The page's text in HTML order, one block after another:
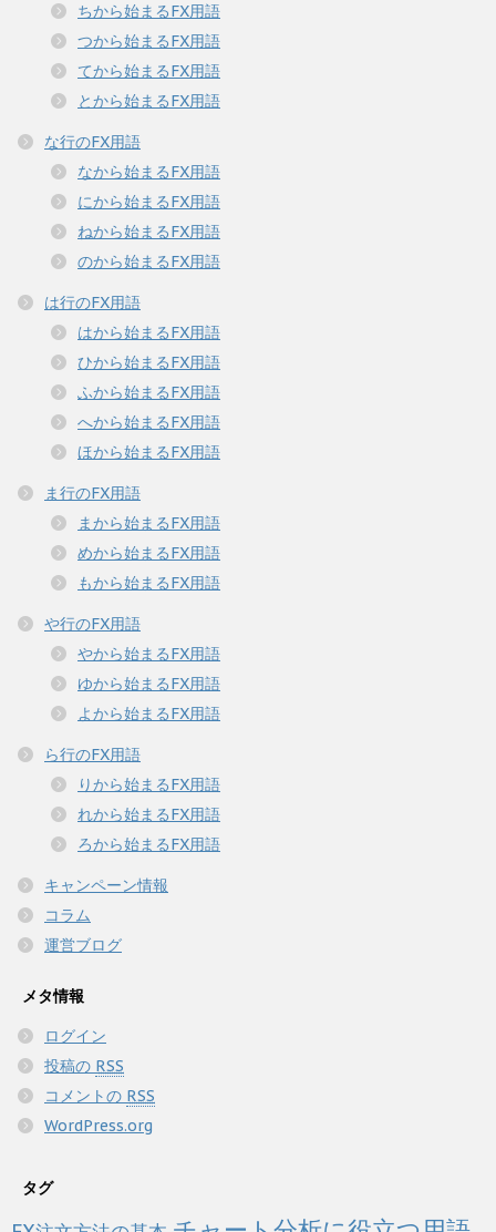
ちから始まるFX用語
つから始まるFX用語
てから始まるFX用語
とから始まるFX用語
な行のFX用語
なから始まるFX用語
にから始まるFX用語
ねから始まるFX用語
のから始まるFX用語
は行のFX用語
はから始まるFX用語
ひから始まるFX用語
ふから始まるFX用語
へから始まるFX用語
ほから始まるFX用語
ま行のFX用語
まから始まるFX用語
めから始まるFX用語
もから始まるFX用語
や行のFX用語
やから始まるFX用語
ゆから始まるFX用語
よから始まるFX用語
ら行のFX用語
りから始まるFX用語
れから始まるFX用語
ろから始まるFX用語
キャンペーン情報
コラム
運営ブログ
メタ情報
ログイン
投稿の RSS
コメントの RSS
WordPress.org
タグ